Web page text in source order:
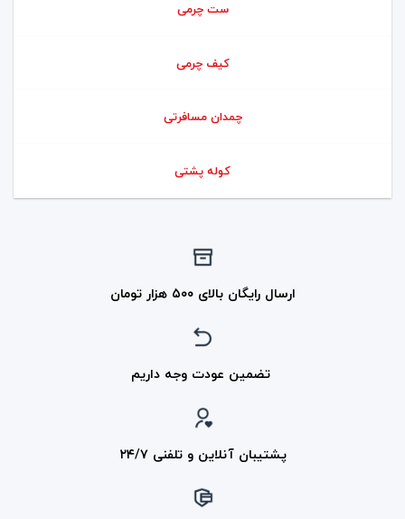
ست چرمی
کیف چرمی
چمدان مسافرتی
کوله پشتی
ارسال رایگان بالای ۵۰۰ هزار تومان
تضمین عودت وجه داریم
پشتیبان آنلاین و تلفنی ۲۴/۷